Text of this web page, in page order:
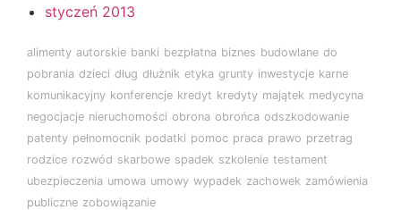
styczeń 2013
alimenty autorskie banki bezpłatna biznes budowlane do
pobrania dzieci dług dłużnik etyka grunty inwestycje karne
komunikacyjny konferencje kredyt kredyty majątek medycyna
negocjacje nieruchomości obrona obrońca odszkodowanie
patenty pełnomocnik podatki pomoc praca prawo przetrag
rodzice rozwód skarbowe spadek szkolenie testament
ubezpieczenia umowa umowy wypadek zachowek zamówienia
publiczne zobowiązanie